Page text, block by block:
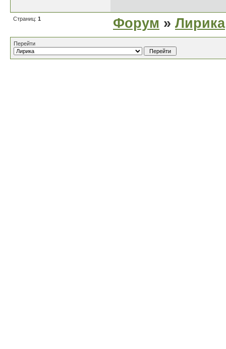
Страниц: 1 Форум » Лирика
Перейти